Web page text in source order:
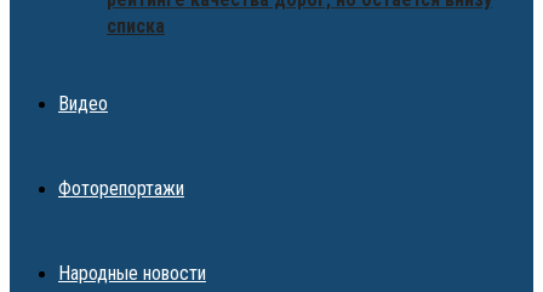
списка
Видео
Фоторепортажи
Народные новости